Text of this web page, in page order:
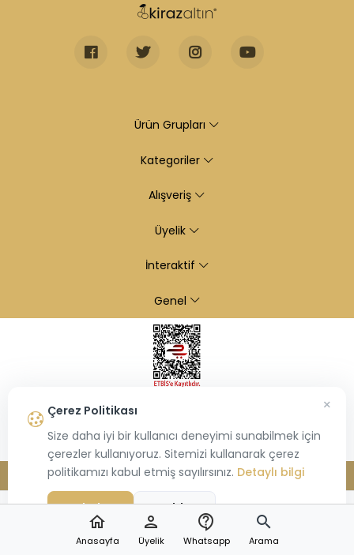
Ürün Grupları
Kategoriler
Alışveriş
Üyelik
İnteraktif
Genel
© 2026 Kiraz Altın- Tüm hakları saklıdır.
Bu site,Hiosis®tarafından geliştirilmişE-Ticaretpaketleri ile oluşturulmuştur.
home
Anasayfa
person
Üyelik
contact_support
Whatsapp
search
Arama
Çerez Politikası
Size daha iyi bir kullanıcı deneyimi sunabilmek için
çerezler kullanıyoruz. Sitemizi kullanarak çerez
politikamızı kabul etmiş sayılırsınız. Detaylı bilgi
Kabul Et Reddet
×